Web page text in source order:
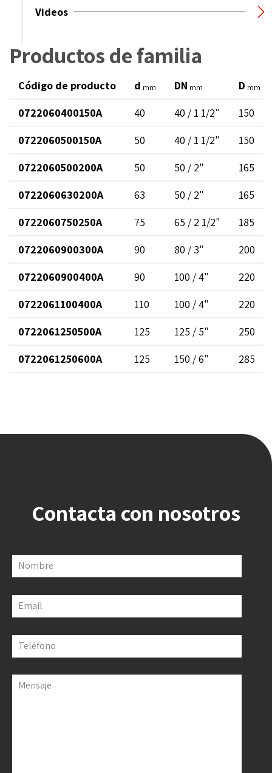
Videos
Productos de familia
Código de producto d mm DN mm D mm
0722060400150A 40 40 / 1 1/2"
150
0722060500150A
50 40 / 1 1/2"
150
0722060500200A
50 50 / 2"
165
0722060630200A
63 50 / 2"
165
0722060750250A
75 65 / 2 1/2"
185
0722060900300A
90 80 / 3"
200
0722060900400A
90 100 / 4"
220
0722061100400A
110 100 / 4"
220
0722061250500A
125 125 / 5"
250
0722061250600A
125 150 / 6" 285
Contacta con nosotros
Nombre
Email
Teléfono
Mensaje